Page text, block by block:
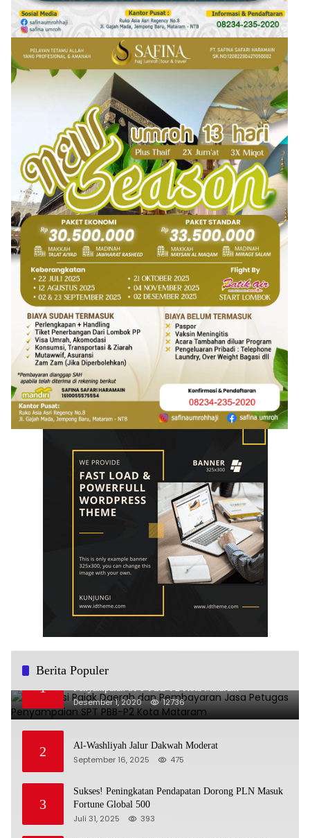
Berita Populer
1
Sosialisasi Pajak Daerah dan Pembayaran Jasa Petugas
Penyampaian SPT PBB-P2 Kota Mataram
Desember 1, 2020 12736
2 Al-Washliyah Jalur Dakwah Moderat
September 16, 2025 475
3
Sukses! Peningkatan Pendapatan Dorong PLN Masuk
Fortune Global 500
Juli 31, 2025 393